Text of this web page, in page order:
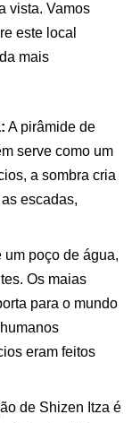
vista. Vamos
este local
mais
A pirâmide de
serve como um
a sombra cria
escadas,
um poço de água,
Os maias
para o mundo
eram feitos
de Shizen Itza é